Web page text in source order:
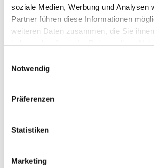
soziale Medien, Werbung und Analysen
Partner führen diese Informationen
weiteren Daten zusammen, die Sie
Notwendig
Präferenzen
Statistiken
Marketing
Mittwoch, 2. Dezember